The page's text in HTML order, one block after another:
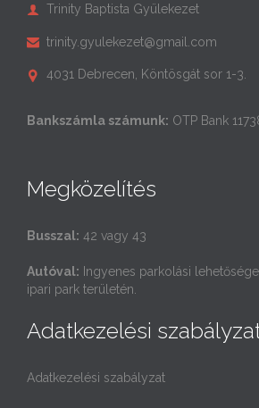
 Trinity Baptista Gyülekezet
 trinity.gyulekezet@gmail.com
 4031 Debrecen, Köntösgát sor 1-3.
Bankszámla számunk: OTP Bank
Megközelítés
Busszal: 42 vagy 43
Autóval: Ingyenes parkolási
ipari park területén.
Adatkezelési
Adatkezelési szabályzat